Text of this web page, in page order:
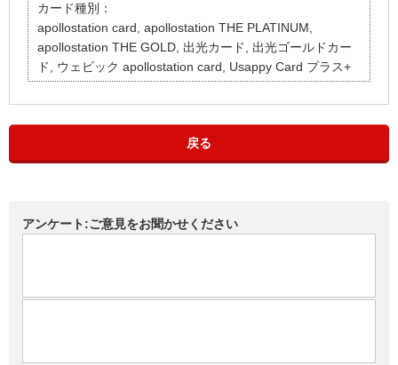
カード種別：
apollostation card, apollostation THE PLATINUM,
apollostation THE GOLD, 出光カード, 出光ゴールドカー
ド, ウェビック apollostation card, Usappy Card プラス+
戻る
アンケート:ご意見をお聞かせください